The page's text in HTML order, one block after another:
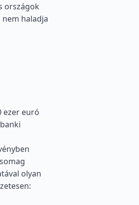
országok
haladja
ezer euró
olyan